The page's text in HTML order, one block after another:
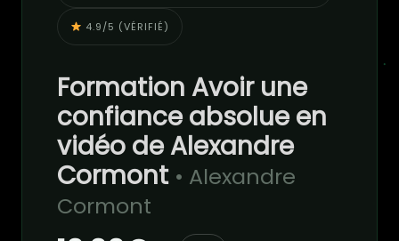
4.9/5 (VÉRIFIÉ)
Formation Avoir une
confiance absolue en
vidéo de Alexandre
Cormont • Alexandre
Cormont